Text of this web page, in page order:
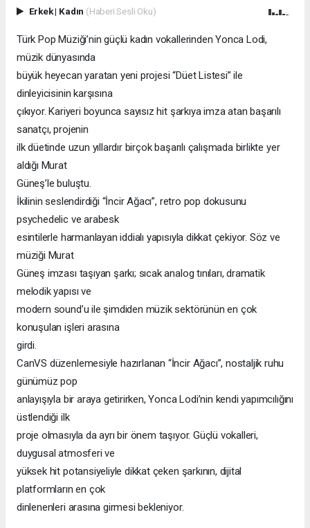
Erkek| Kadın (Haberi Sesli Oku)
Türk Pop Müziği’nin güçlü kadın vokallerinden Yonca Lodi,
müzik dünyasında
büyük heyecan yaratan yeni projesi “Düet Listesi” ile
dinleyicisinin karşısına
çıkıyor. Kariyeri boyunca sayısız hit şarkıya imza atan başarılı
sanatçı, projenin
ilk düetinde uzun yıllardır birçok başarılı çalışmada birlikte yer
aldığı Murat
Güneş’le buluştu.
İkilinin seslendirdiği “İncir Ağacı”, retro pop dokusunu
psychedelic ve arabesk
esintilerle harmanlayan iddialı yapısıyla dikkat çekiyor. Söz ve
müziği Murat
Güneş imzası taşıyan şarkı; sıcak analog tınıları, dramatik
melodik yapısı ve
modern sound’u ile şimdiden müzik sektörünün en çok
konuşulan işleri arasına
girdi.
CanVS düzenlemesiyle hazırlanan “İncir Ağacı”, nostaljik ruhu
günümüz pop
anlayışıyla bir araya getirirken, Yonca Lodi’nin kendi yapımcılığını
üstlendiği ilk
proje olmasıyla da ayrı bir önem taşıyor. Güçlü vokalleri,
duygusal atmosferi ve
yüksek hit potansiyeliyle dikkat çeken şarkının, dijital
platformların en çok
dinlenenleri arasına girmesi bekleniyor.